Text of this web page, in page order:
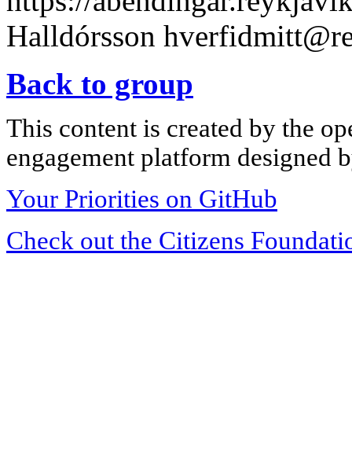
Halldórsson
Back to group
This content is created by the
engagement platform designed
Your Priorities on GitHub
Check out the Citizens